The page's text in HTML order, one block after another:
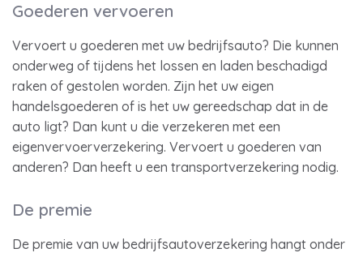
Goederen vervoeren
Vervoert u goederen met uw bedrijfsauto? Die kunnen
onderweg of tijdens het lossen en laden beschadigd
raken of gestolen worden. Zijn het uw eigen
handelsgoederen of is het uw gereedschap dat in de
auto ligt? Dan kunt u die verzekeren met een
eigenvervoerverzekering. Vervoert u goederen van
anderen? Dan heeft u een transportverzekering nodig.
De premie
De premie van uw bedrijfsautoverzekering hangt onder